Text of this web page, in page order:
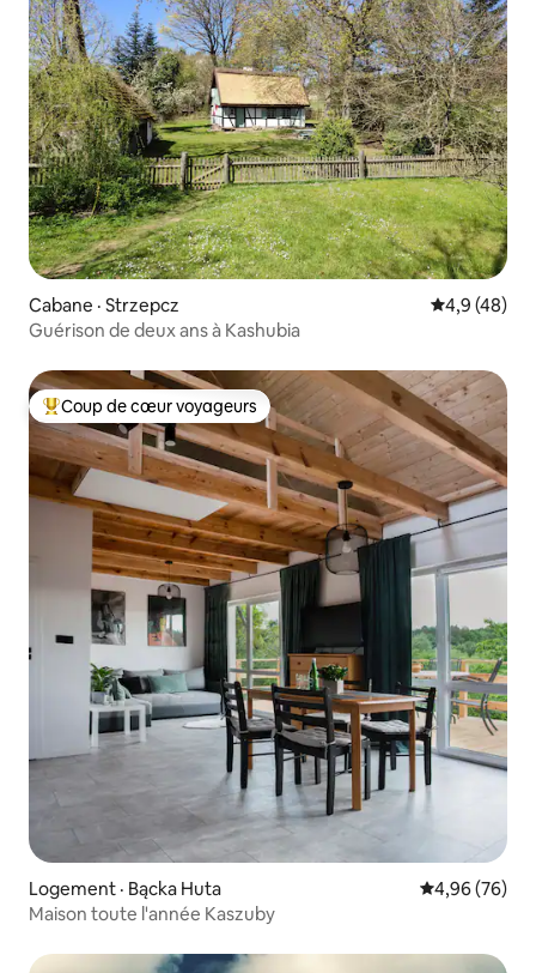
Cabane · Strzepcz Note
4,9 (48)
Guérison de deux ans à Kashubia
Coup de cœur voyageurs parmi les plus aimés
Coup de cœur voyageurs
Logement · Bącka Huta Note
4,96 (76)
Maison toute l'année Kaszuby